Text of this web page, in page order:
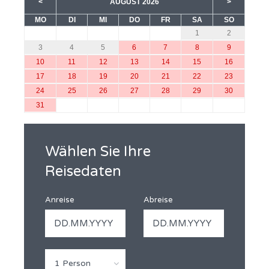
< AUGUST 2026 >
MO DI MI DO FR SA
SO
1
2
3
4 5 6 7 8
9
10
11 12 13 14 15
16
17
18 19 20 21 22
23
24
25 26 27 28 29
30
31
Wählen Sie Ihre
Reisedaten
Anreise Abreise
1 Person